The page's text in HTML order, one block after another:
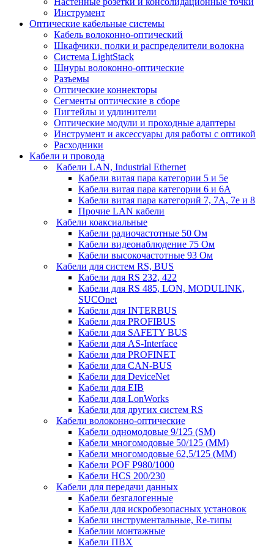
Инструмент
Оптические кабельные системы
Кабель волоконно-оптический
Шкафчики, полки и распределители волокна
Система LightStack
Шнуры волоконно-оптические
Разъемы
Оптические коннекторы
Сегменты оптические в сборе
Пигтейлы и удлинители
Оптические модули и проходные адаптеры
Инструмент и аксессуары для работы с оптикой
Расходники
Кабели и провода
Кабели LAN, Industrial Ethernet
Кабели витая пара категории 5 и 5е
Кабели витая пара категории 6 и 6A
Кабели витая пара категорий 7, 7А, 7е и 8
Прочие LAN кабели
Кабели коаксиальные
Кабели радиочастотные 50 Ом
Кабели видеонаблюдение 75 Ом
Кабели высокочастотные 93 Ом
Кабели для систем RS, BUS
Кабели для RS 232, 422
Кабели для RS 485, LON, MODULINK,
SUCOnet
Кабели для INTERBUS
Кабели для PROFIBUS
Кабели для SAFETY BUS
Кабели для AS-Interface
Кабели для PROFINET
Кабели для CAN-BUS
Кабели для DeviceNet
Кабели для EIB
Кабели для LonWorks
Кабели для других систем RS
Кабели волоконно-оптические
Кабели одномодовые 9/125 (SM)
Кабели многомодовые 50/125 (ММ)
Кабели многомодовые 62,5/125 (ММ)
Кабели POF P980/1000
Кабели HCS 200/230
Кабели для передачи данных
Кабели безгалогенные
Кабели для искробезопасных установок
Кабели инструментальные, Re-типы
Кабелии монтажные
Кабели ПВХ